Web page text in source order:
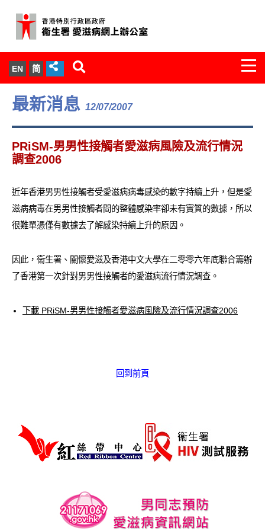
EN 简
關於我們
服務範圍
文件櫃
統計數字
愛滋病呈報表格
其他
最新消息 12/07/2007
PRiSM-男男性接觸者愛滋病風險及流行情況
調查2006
近年香港男男性接觸者受愛滋病病毒感染的數字持續上升，但是愛
滋病病毒在男男性接觸者間的整體感染率卻未有實質的數據，所以
很難單憑僅有數據去了解感染持續上升的原因。
因此，衞生署、關懷愛滋及香港中文大學在二零零六年底聯合籌辦
了香港第一次針對男男性接觸者的愛滋病流行情況調查。
下載 PRiSM-男男性接觸者愛滋病風險及流行情況調查2006
回到前頁